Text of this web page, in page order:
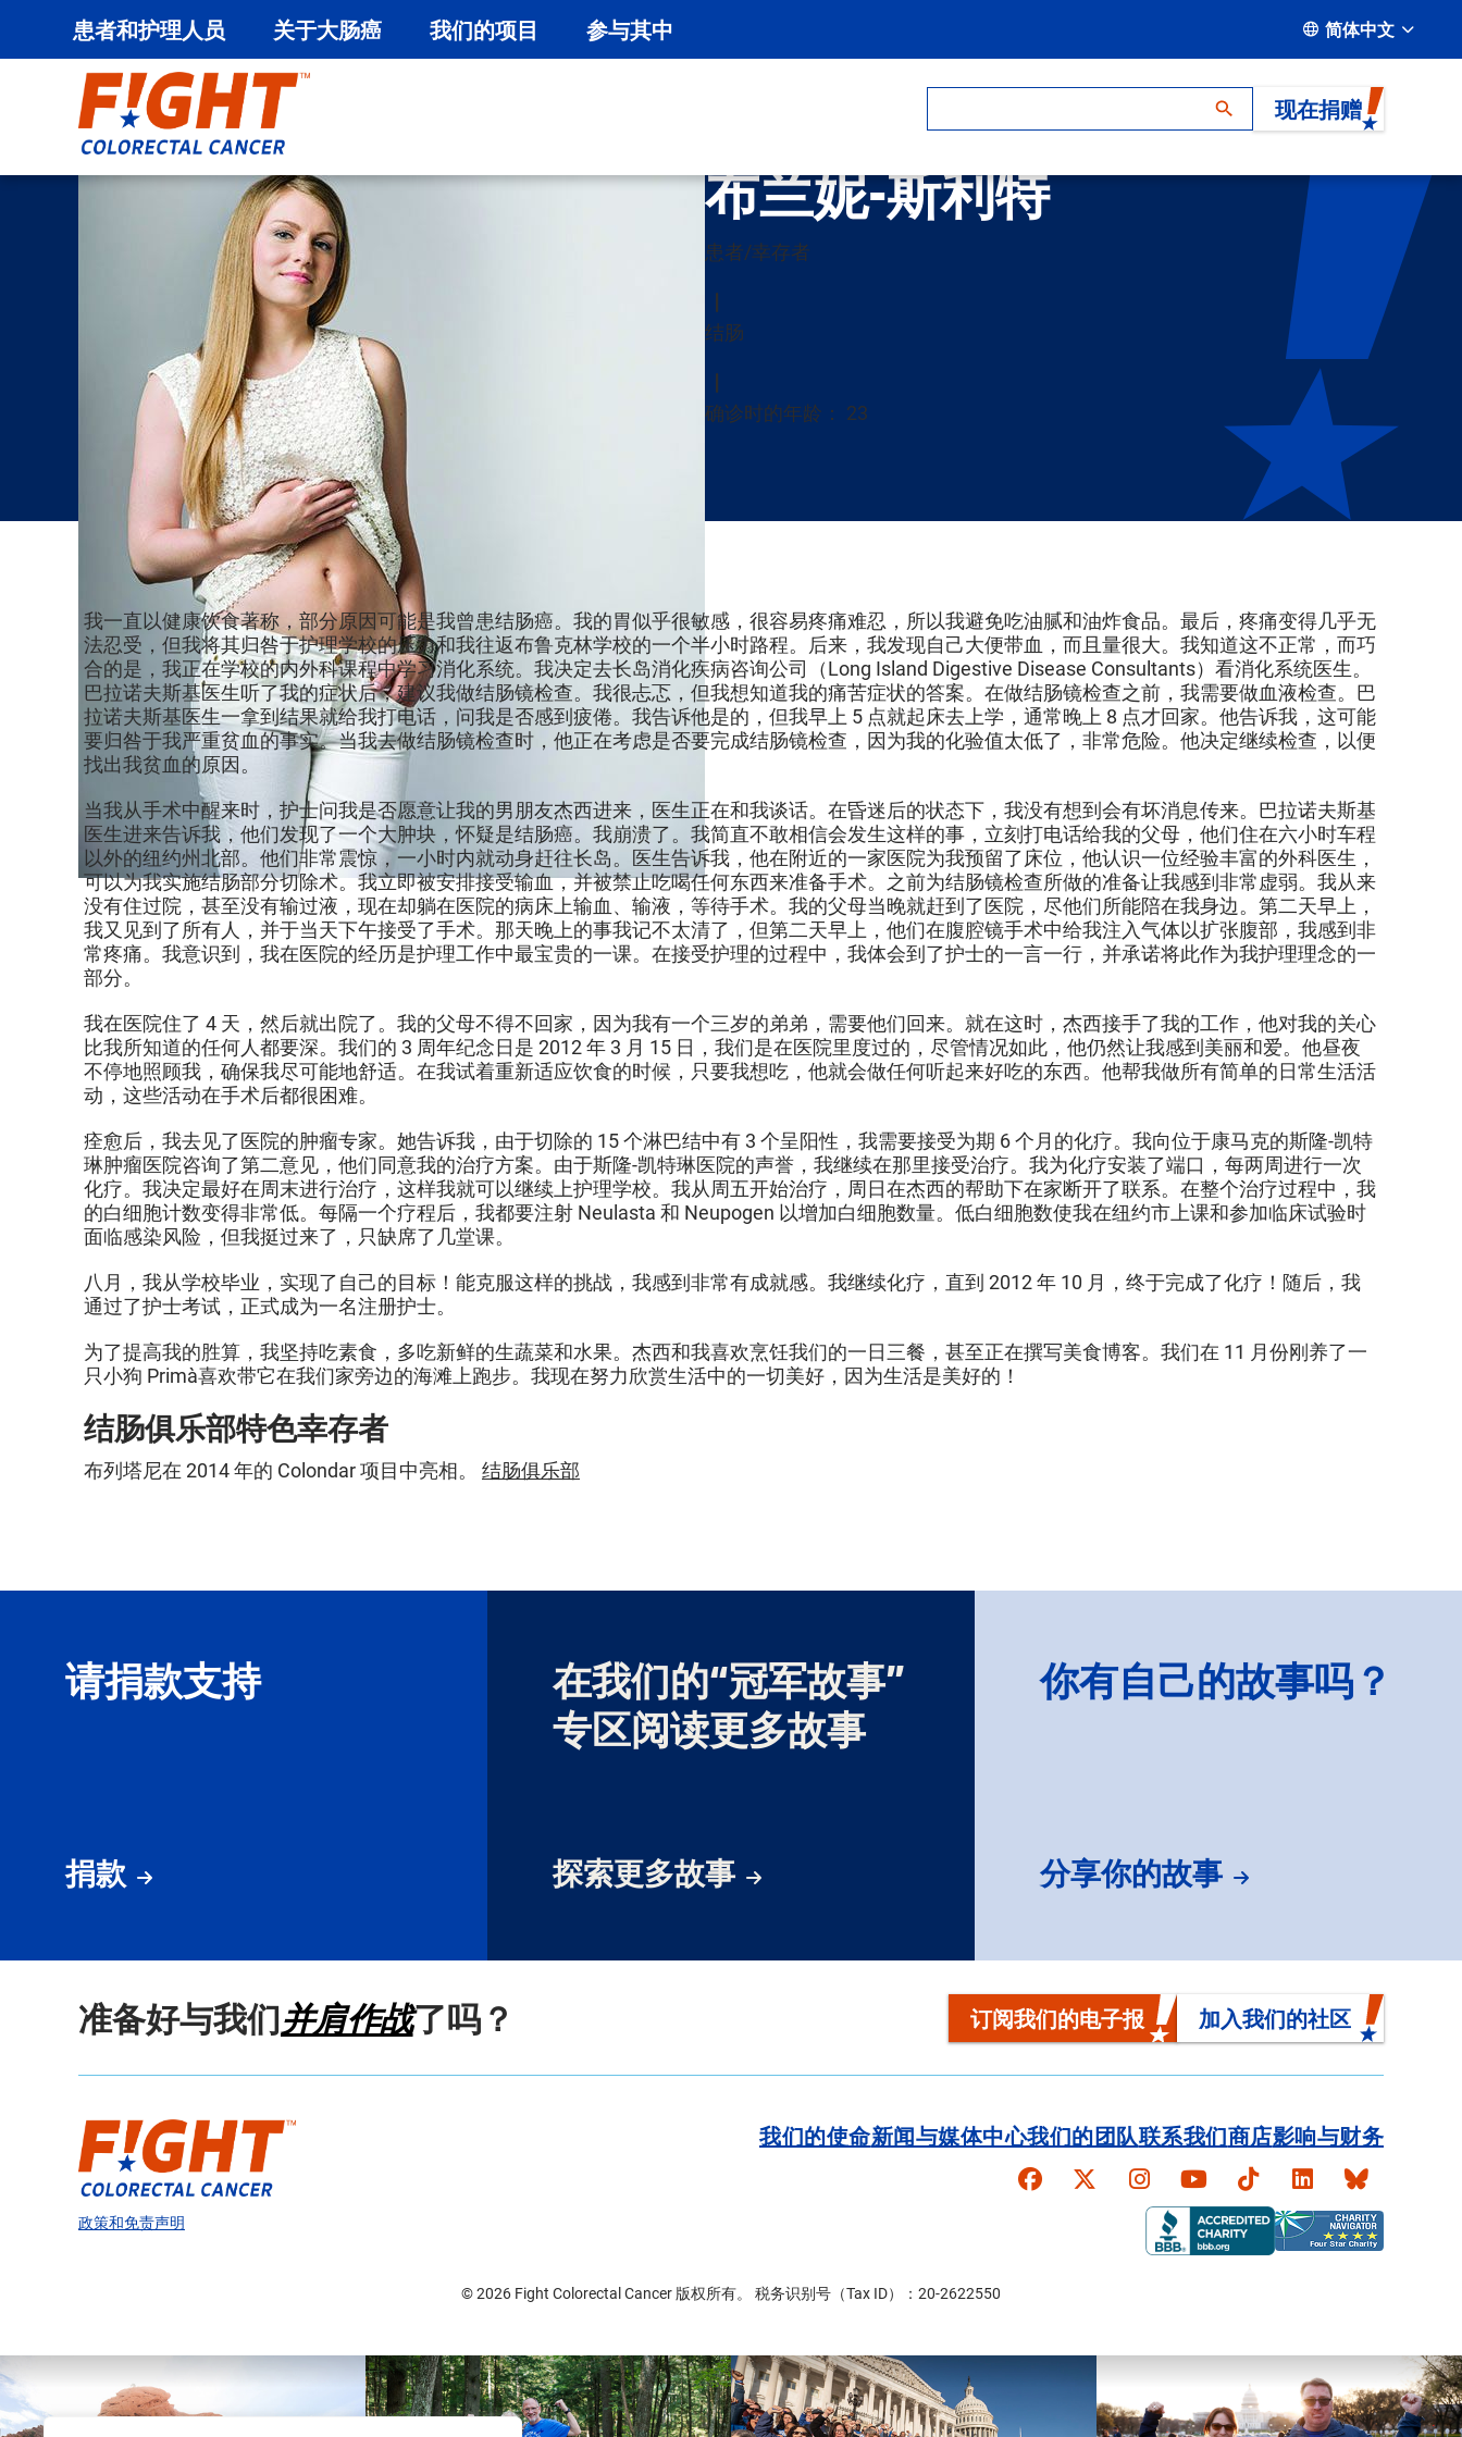
患者和护理人员 关于大肠癌 我们的项目 参与其中 简体中文
现在捐赠
布兰妮-斯利特
患者/幸存者
结肠
确诊时的年龄： 23
我一直以健康饮食著称，部分原因可能是我曾患结肠癌。我的胃似乎很敏感，很容易疼痛难忍，所以我避免吃油腻和油炸食品。最后，疼痛变得几乎无
法忍受，但我将其归咎于护理学校的压力和我往返布鲁克林学校的一个半小时路程。后来，我发现自己大便带血，而且量很大。我知道这不正常，而巧
合的是，我正在学校的内外科课程中学习消化系统。我决定去长岛消化疾病咨询公司（Long Island Digestive Disease Consultants）看消化系统医生。
巴拉诺夫斯基医生听了我的症状后，建议我做结肠镜检查。我很忐忑，但我想知道我的痛苦症状的答案。在做结肠镜检查之前，我需要做血液检查。巴
拉诺夫斯基医生一拿到结果就给我打电话，问我是否感到疲倦。我告诉他是的，但我早上 5 点就起床去上学，通常晚上 8 点才回家。他告诉我，这可能
要归咎于我严重贫血的事实。当我去做结肠镜检查时，他正在考虑是否要完成结肠镜检查，因为我的化验值太低了，非常危险。他决定继续检查，以便
找出我贫血的原因。
当我从手术中醒来时，护士问我是否愿意让我的男朋友杰西进来，医生正在和我谈话。在昏迷后的状态下，我没有想到会有坏消息传来。巴拉诺夫斯基
医生进来告诉我，他们发现了一个大肿块，怀疑是结肠癌。我崩溃了。我简直不敢相信会发生这样的事，立刻打电话给我的父母，他们住在六小时车程
以外的纽约州北部。他们非常震惊，一小时内就动身赶往长岛。医生告诉我，他在附近的一家医院为我预留了床位，他认识一位经验丰富的外科医生，
可以为我实施结肠部分切除术。我立即被安排接受输血，并被禁止吃喝任何东西来准备手术。之前为结肠镜检查所做的准备让我感到非常虚弱。我从来
没有住过院，甚至没有输过液，现在却躺在医院的病床上输血、输液，等待手术。我的父母当晚就赶到了医院，尽他们所能陪在我身边。第二天早上，
我又见到了所有人，并于当天下午接受了手术。那天晚上的事我记不太清了，但第二天早上，他们在腹腔镜手术中给我注入气体以扩张腹部，我感到非
常疼痛。我意识到，我在医院的经历是护理工作中最宝贵的一课。在接受护理的过程中，我体会到了护士的一言一行，并承诺将此作为我护理理念的一
部分。
我在医院住了 4 天，然后就出院了。我的父母不得不回家，因为我有一个三岁的弟弟，需要他们回来。就在这时，杰西接手了我的工作，他对我的关心
比我所知道的任何人都要深。我们的 3 周年纪念日是 2012 年 3 月 15 日，我们是在医院里度过的，尽管情况如此，他仍然让我感到美丽和爱。他昼夜
不停地照顾我，确保我尽可能地舒适。在我试着重新适应饮食的时候，只要我想吃，他就会做任何听起来好吃的东西。他帮我做所有简单的日常生活活
动，这些活动在手术后都很困难。
痊愈后，我去见了医院的肿瘤专家。她告诉我，由于切除的 15 个淋巴结中有 3 个呈阳性，我需要接受为期 6 个月的化疗。我向位于康马克的斯隆-凯特
琳肿瘤医院咨询了第二意见，他们同意我的治疗方案。由于斯隆-凯特琳医院的声誉，我继续在那里接受治疗。我为化疗安装了端口，每两周进行一次
化疗。我决定最好在周末进行治疗，这样我就可以继续上护理学校。我从周五开始治疗，周日在杰西的帮助下在家断开了联系。在整个治疗过程中，我
的白细胞计数变得非常低。每隔一个疗程后，我都要注射 Neulasta 和 Neupogen 以增加白细胞数量。低白细胞数使我在纽约市上课和参加临床试验时
面临感染风险，但我挺过来了，只缺席了几堂课。
八月，我从学校毕业，实现了自己的目标！能克服这样的挑战，我感到非常有成就感。我继续化疗，直到 2012 年 10 月，终于完成了化疗！随后，我
通过了护士考试，正式成为一名注册护士。
为了提高我的胜算，我坚持吃素食，多吃新鲜的生蔬菜和水果。杰西和我喜欢烹饪我们的一日三餐，甚至正在撰写美食博客。我们在 11 月份刚养了一
只小狗 Prima，喜欢带它在我们家旁边的海滩上跑步。我现在努力欣赏生活中的一切美好，因为生活是美好的！
结肠俱乐部特色幸存者
布列塔尼在 2014 年的 Colondar 项目中亮相。 结肠俱乐部
请捐款支持
捐款
在我们的“冠军故事”
专区阅读更多故事
探索更多故事
你有自己的故事吗？
分享你的故事
准备好与我们并肩作战了吗？ 订阅我们的电子报 加入我们的社区
我们的使命新闻与媒体中心我们的团队联系我们商店影响与财务
Faceboook
X Instagram
YouTubeTikTokLinkedInBluesky
政策和免责声明
© 2026 Fight Colorectal Cancer 版权所有。 税务识别号（Tax ID）：20-2622550